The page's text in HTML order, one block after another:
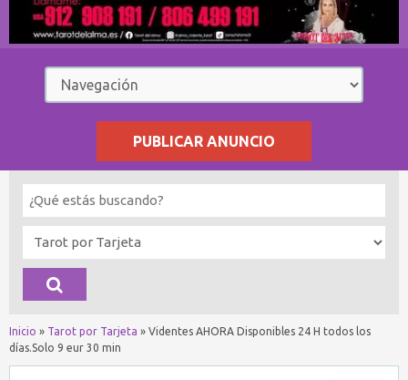
PUBLICAR ANUNCIO
Inicio » Tarot por Tarjeta » Videntes AHORA Disponibles 24 H todos los
días.Solo 9 eur 30 min